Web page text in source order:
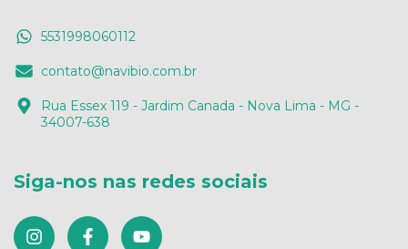
5531998060112
contato@navibio.com.br
Rua Essex 119 - Jardim Canada - Nova Lima - MG -
34007-638
Siga-nos nas redes sociais